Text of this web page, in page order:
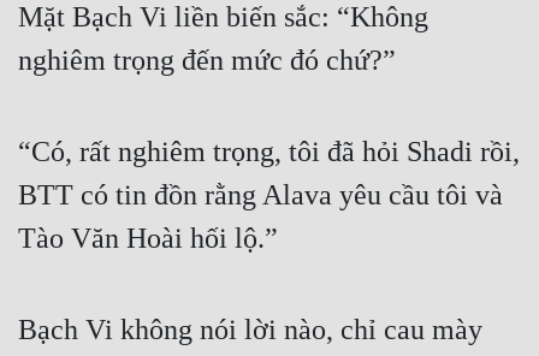
Mặt Bạch Vi liền biến sắc: “Không
nghiêm trọng đến mức đó chứ?”
“Có, rất nghiêm trọng, tôi đã hỏi Shadi rồi,
BTT có tin đồn rằng Alava yêu cầu tôi và
Tào Văn Hoài hối lộ.”
Bạch Vi không nói lời nào, chỉ cau mày